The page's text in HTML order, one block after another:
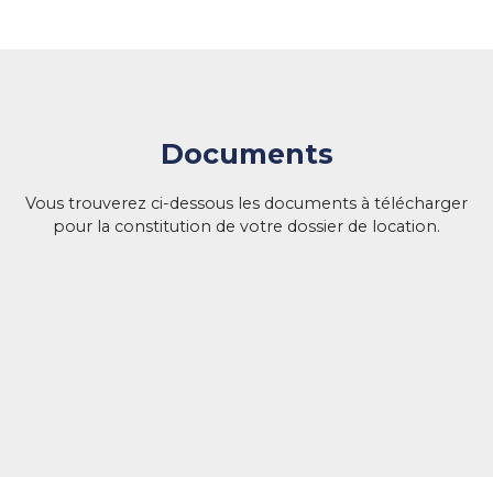
Documents
Vous trouverez ci-dessous les documents à télécharger
pour la constitution de votre dossier de location.